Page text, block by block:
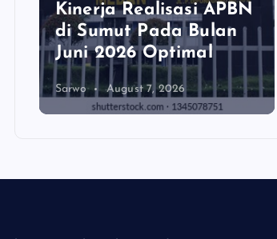
Kinerja Realisasi APBN
di Sumut Pada Bulan
Juni 2026 Optimal‎‎
Sarwo August 7, 2026